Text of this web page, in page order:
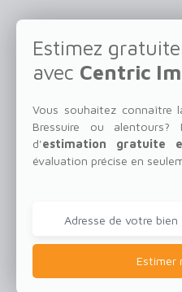
Estimez
avec Centric
Vous souhaitez connaître
Bressuire ou alentours?
d'estimation gratuite
évaluation précise en
Adresse de votre bien
Estimer